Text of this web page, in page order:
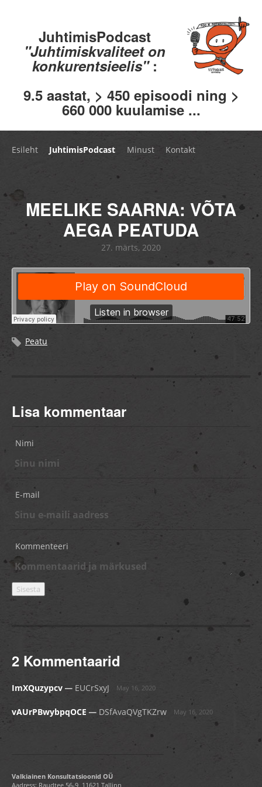
JuhtimisPodcast
"Juhtimiskvaliteet on
konkurentsieelis" :
9.5 aastat, > 450 episoodi ning >
660 000 kuulamise ...
Esileht JuhtimisPodcast Minust Kontakt
MEELIKE SAARNA: VÕTA
AEGA PEATUDA
27. märts, 2020
Peatu
Lisa kommentaar
Nimi
E-mail
Kommenteeri
2 Kommentaarid
ImXQuzypcv EUCrSxyJ May 16, 2020
vAUrPBwybpqOCE DSfAvaQVgTKZrw May 16, 2020
Valkiainen Konsultatsioonid OÜ
Aadress: Raudtee 56-9, 11621 Tallinn